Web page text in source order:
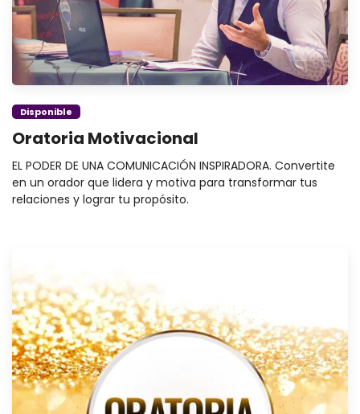
Disponible
Oratoria Motivacional
EL PODER DE UNA COMUNICACIÓN INSPIRADORA. Convertite
en un orador que lidera y motiva para transformar tus
relaciones y lograr tu propósito.